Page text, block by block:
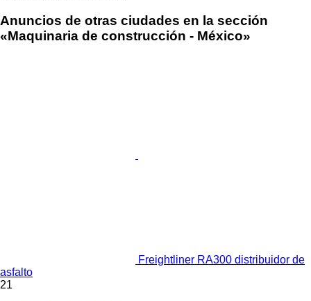
Anuncios de otras ciudades en la sección
«Maquinaria de construcción - México»
Freightliner RA300 distribuidor de
asfalto
21